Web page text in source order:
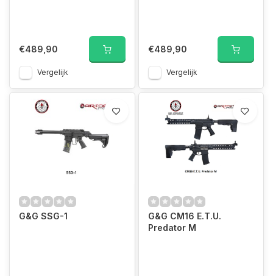
€489,90
Vergelijk
€489,90
Vergelijk
G&G SSG-1
G&G CM16 E.T.U.
Predator M